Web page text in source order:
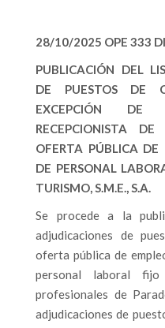
28/10/2025 OPE 333
PUBLICACIÓN DEL
DE PUESTOS DE
EXCEPCIÓN
RECEPCIONISTA
OFERTA PÚBLICA
DE PERSONAL
TURISMO, S.M.E., S.A.
Se procede a la
adjudicaciones de
oferta pública de
personal laboral
profesionales de
adjudicaciones de